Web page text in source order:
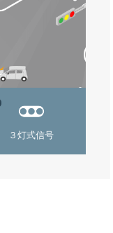
３灯式信号